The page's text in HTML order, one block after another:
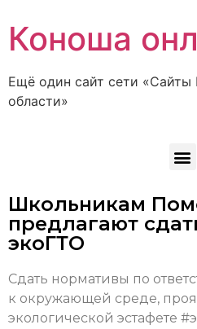
Коноша
Ещё один сайт сети «Сайты
области»
Школьникам
предлагают
экоГТО
Сдать нормативы по
к окружающей среде,
экологической эстафете